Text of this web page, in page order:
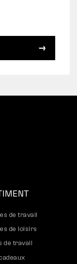
de travail
de loisirs
de travail